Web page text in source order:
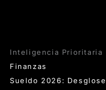
Inteligencia Prioritaria
Finanzas
Sueldo 2026: